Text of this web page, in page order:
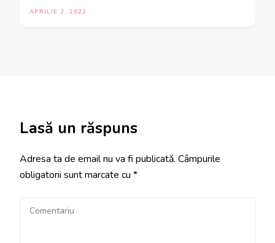
APRILIE 2, 2022
Lasă un răspuns
Adresa ta de email nu va fi publicată. Câmpurile
obligatorii sunt marcate cu *